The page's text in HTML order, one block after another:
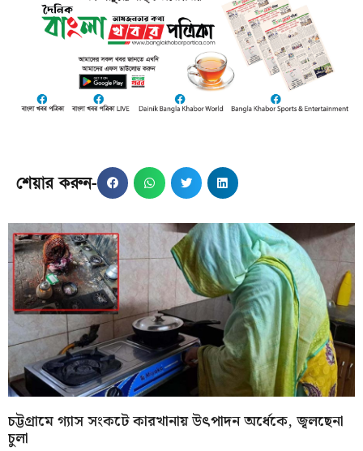
শেয়ার করুন-
চট্টগ্রামে গ্যাস সংকটে কারখানায় উৎপাদন অর্ধেকে, জ্বলছেনা
চুলা